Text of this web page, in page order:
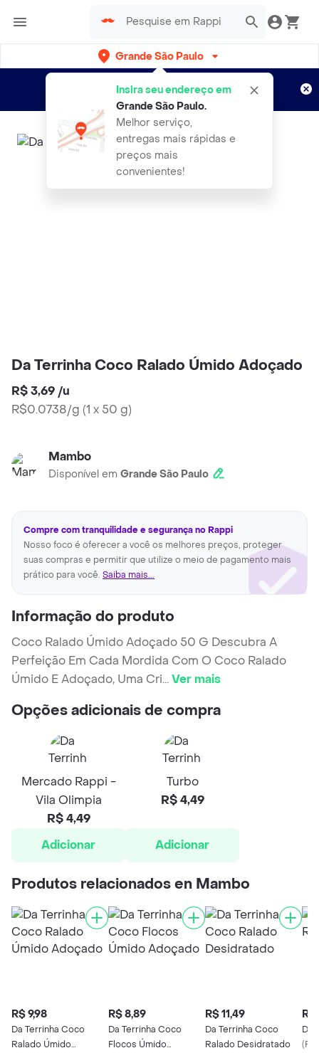
Grande São Paulo
Insira seu endereço em
Grande São Paulo.
Melhor serviço,
entregas mais rápidas e
preços mais
convenientes!
Entregas grátis por 15 dias!
Aplicam T&C
Da Terrinha Coco Ralado Úmido Adoçado
R$ 3,69 /u
R$0.0738/g (1 x 50 g)
Mambo
Disponível em Grande São Paulo
Compre com tranquilidade e segurança no Rappi
Nosso foco é oferecer a você os melhores preços, proteger
suas compras e permitir que utilize o meio de pagamento mais
prático para você. Saiba mais...
Informação do produto
Coco Ralado Úmido Adoçado 50 G Descubra A
Perfeição Em Cada Mordida Com O Coco Ralado
Úmido E Adoçado, Uma Cri...Ver mais
Opções adicionais de compra
Mercado Rappi -
Vila Olimpia
R$ 4,49
Adicionar
Turbo
R$ 4,49
Adicionar
Produtos relacionados en Mambo
R$ 9,98
Da Terrinha Coco
Ralado Úmido
R$ 8,89
Da Terrinha Coco
Flocos Úmido
R$ 11,49
Da Terrinha Coco
Ralado Desidratado
R$
(